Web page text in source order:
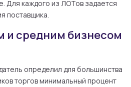
Для каждого из ЛОТов задается
поставщика.
и средним бизнесом
определил для большинства
торгов минимальный процент